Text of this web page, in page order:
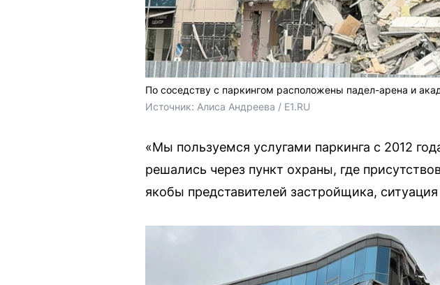
По соседству с паркингом расположены падел-арена и
Источник: Алиса Андреева / E1.RU
«Мы пользуемся услугами паркинга с 2012
решались через пункт охраны, где
якобы представителей застройщика,